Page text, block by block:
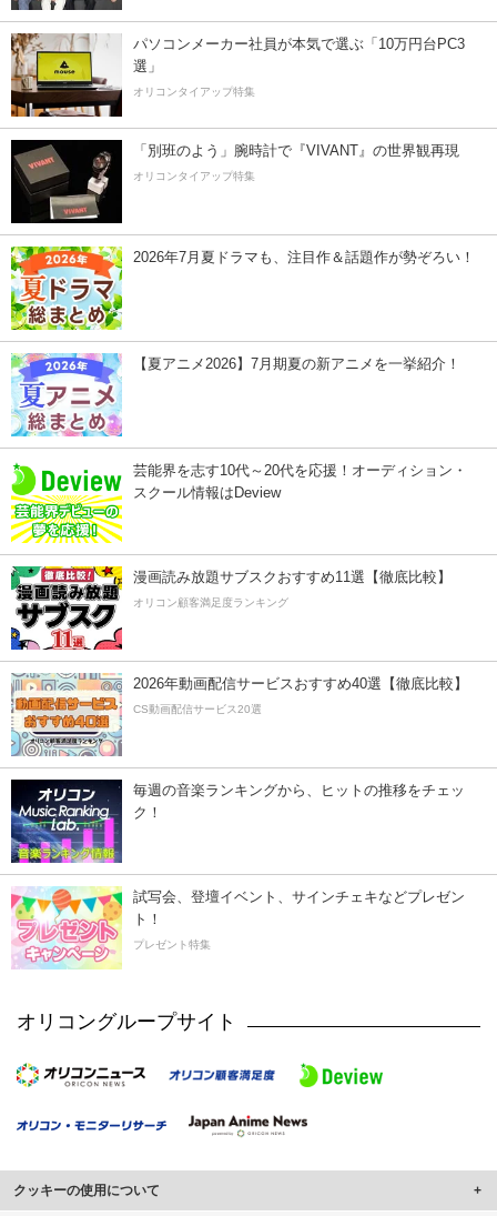
パソコンメーカー社員が本気で選ぶ「10万円台PC3
選」
オリコンタイアップ特集
「別班のよう」腕時計で『VIVANT』の世界観再現
オリコンタイアップ特集
2026年7月夏ドラマも、注目作＆話題作が勢ぞろい！
【夏アニメ2026】7月期夏の新アニメを一挙紹介！
芸能界を志す10代～20代を応援！オーディション・
スクール情報はDeview
漫画読み放題サブスクおすすめ11選【徹底比較】
オリコン顧客満足度ランキング
2026年動画配信サービスおすすめ40選【徹底比較】
CS動画配信サービス20選
毎週の音楽ランキングから、ヒットの推移をチェッ
ク！
試写会、登壇イベント、サインチェキなどプレゼン
ト！
プレゼント特集
オリコングループサイト
クッキーの使用について